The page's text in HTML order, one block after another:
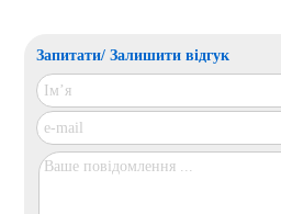
Запитати/ Залишити відгук